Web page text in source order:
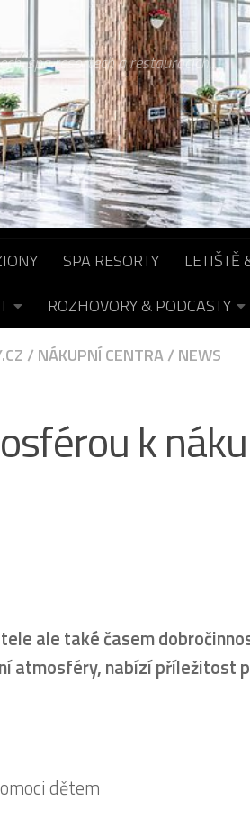
spa resortech a restauracích...
SPA RESORTY LETIŠTĚ
ROZHOVORY & PODCASTY
/ NÁKUPNÍ CENTRA/ NEWS
k
ale také časem
atmosféry, nabízí příležitost